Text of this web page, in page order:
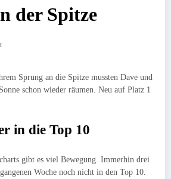
der Spitze
Sprung an die Spitze mussten Dave und
schon wieder räumen. Neu auf Platz 1
in die Top 10
gibt es viel Bewegung. Immerhin drei
Woche noch nicht in den Top 10.